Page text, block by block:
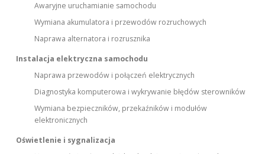
Awaryjne uruchamianie samochodu
Wymiana akumulatora i przewodów rozruchowych
Naprawa alternatora i rozrusznika
Instalacja elektryczna samochodu
Naprawa przewodów i połączeń elektrycznych
Diagnostyka komputerowa i wykrywanie błędów sterowników
Wymiana bezpieczników, przekaźników i modułów
elektronicznych
Oświetlenie i sygnalizacja